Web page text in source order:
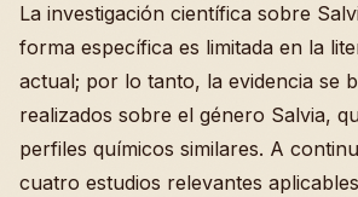
La investigación científica sobre
forma específica es limitada en la
actual; por lo tanto, la evidencia se
realizados sobre el género Salvia,
perfiles químicos similares. A
cuatro estudios relevantes